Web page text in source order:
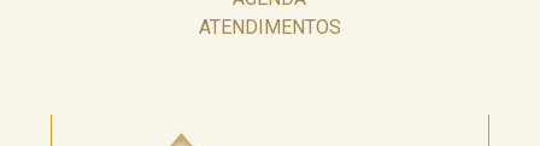
ATENDIMENTOS